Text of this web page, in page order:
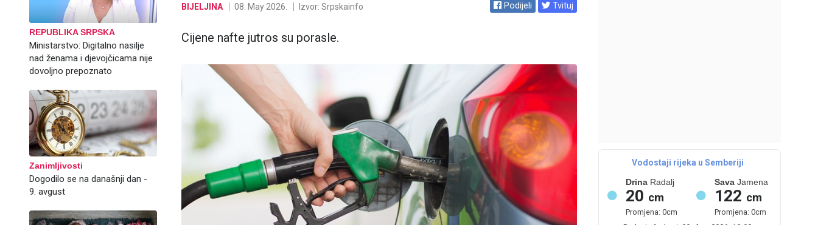
REPUBLIKA SRPSKA
Ministarstvo: Digitalno nasilje
nad ženama i djevojčicama nije
dovoljno prepoznato
Zanimljivosti
Dogodilo se na današnji dan -
9. avgust
BIJELJINA 08. May 2026. Izvor: Srpskainfo Podijeli Tvituj
Cijene nafte jutros su porasle.
Vodostaji rijeka u Semberiji
Drina Radalj
20 cm
Promjena: 0cm
SavaJamena
122 cm
Promjena: 0cm